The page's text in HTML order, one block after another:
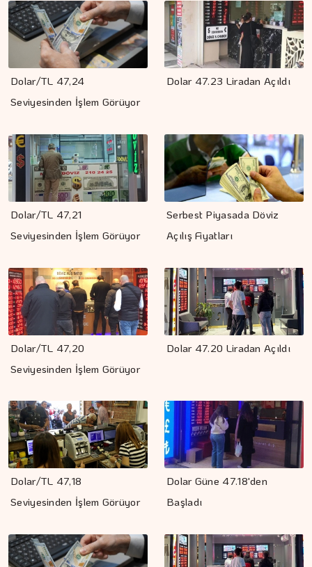
Dolar/TL 47,24
Seviyesinden İşlem Görüyor
Dolar 47.23 Liradan Açıldı
Dolar/TL 47,21
Seviyesinden İşlem Görüyor
Serbest Piyasada Döviz
Açılış Fiyatları
Dolar/TL 47,20
Seviyesinden İşlem Görüyor
Dolar 47.20 Liradan Açıldı
Dolar/TL 47,18
Seviyesinden İşlem Görüyor
Dolar Güne 47.18'den
Başladı